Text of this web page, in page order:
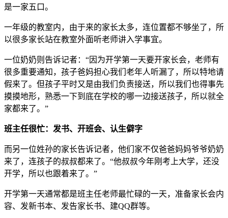
是一家五口。
一年级的教室内，由于来的家长太多，连位置都不够坐了，所
以很多家长站在教室外面听老师讲入学事宜。
一位奶奶则告诉记者：“因为开学第一天要开家长会，老师有
很多重要通知，孩子爸妈担心我们老年人听漏了，所以特地请
假来了。但孩子平时又是由我们负责接送，所以我们也得事先
摸摸地形，熟悉一下到底在学校的哪一边接送孩子，所以就全
家都来了。”
班主任很忙：发书、开班会、认生僻字
而另一位姓孙的家长告诉记者，他们家不仅爸爸妈妈爷爷奶奶
来了，连孩子的叔叔都来了。“他叔叔今年刚考上大学，还没
开学，所以也跟着来了。”
开学第一天通常都是班主任老师最忙碌的一天，准备家长会内
容、发新书本、发告家长书、建QQ群等。